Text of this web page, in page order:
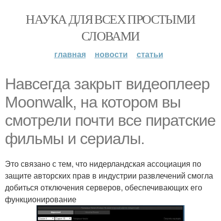
НАУКА ДЛЯ ВСЕХ ПРОСТЫМИ
СЛОВАМИ
главная новости статьи
Навсегда закрыт видеоплеер
Moonwalk, на котором вы
смотрели почти все пиратские
фильмы и сериалы.
Это связано с тем, что нидерландская ассоциация по
защите авторских прав в индустрии развлечений смогла
добиться отключения серверов, обеспечивающих его
функционирование